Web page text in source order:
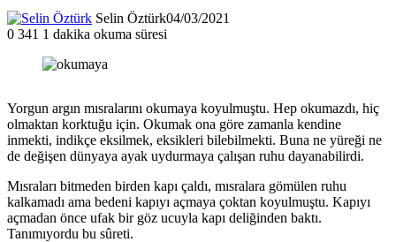
Selin Öztürk04/03/2021
0 341 1 dakika okuma süresi
Yorgun argın mısralarını okumaya koyulmuştu. Hep okumazdı, hiç
olmaktan korktuğu için. Okumak ona göre zamanla kendine
inmekti, indikçe eksilmek, eksikleri bilebilmekti. Buna ne yüreği ne
de değişen dünyaya ayak uydurmaya çalışan ruhu dayanabilirdi.
Mısraları bitmeden birden kapı çaldı, mısralara gömülen ruhu
kalkamadı ama bedeni kapıyı açmaya çoktan koyulmuştu. Kapıyı
açmadan önce ufak bir göz ucuyla kapı deliğinden baktı.
Tanımıyordu bu sûreti.